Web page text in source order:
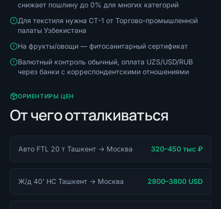
снижает пошлину до 0% для многих категорий
Для текстиля нужна СТ-1 от Торгово-промышленной
палаты Узбекистана
На фрукты/овощи — фитосанитарный сертификат
Валютный контроль обычный, оплата UZS/USD/RUB
через банки с корреспондентскими отношениями
ОРИЕНТИРЫ ЦЕН
От чего отталкиваться
Авто FTL 20 т Ташкент → Москва 320–450 тыс ₽
Ж/д 40' HC Ташкент → Москва 2800–3800 USD